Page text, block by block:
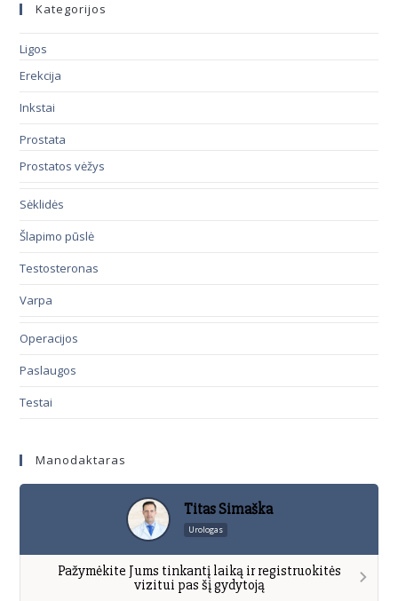
Kategorijos
Ligos
Erekcija
Inkstai
Prostata
Prostatos vėžys
Sėklidės
Šlapimo pūslė
Testosteronas
Varpa
Operacijos
Paslaugos
Testai
Manodaktaras
Titas Simaška
Urologas
Pažymėkite Jums tinkantį laiką ir registruokitės
vizitui pas šį gydytoją